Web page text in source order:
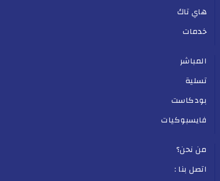
هاي تاك
خدمات
المباشر
تسلية
بودكاست
فايسبوكيات
من نحن؟
اتصل بنا :